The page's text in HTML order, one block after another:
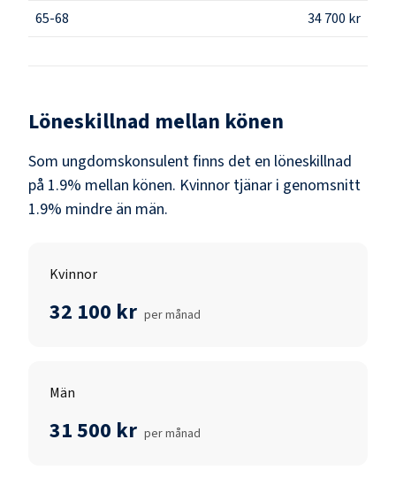
65-68
34 700 kr
Löneskillnad mellan könen
Som ungdomskonsulentfinns det en löneskillnad
på 1.9% mellan könen. Kvinnor tjänar i genomsnitt
1.9% mindre än män.
Kvinnor
32 100 kr per månad
Män
31 500 kr per månad